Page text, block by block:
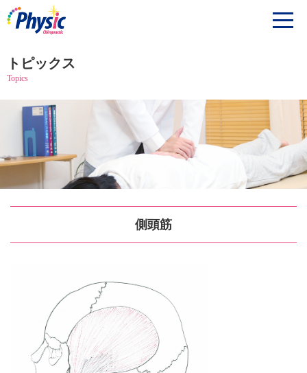
トピックス
Topics
側頭筋